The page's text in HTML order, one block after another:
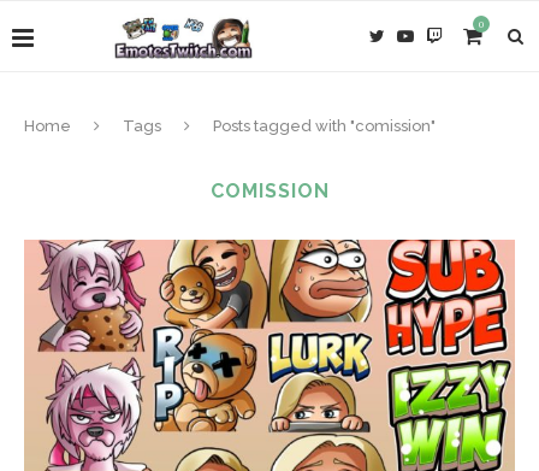
0
Home Tags Posts tagged with "comission"
COMISSION